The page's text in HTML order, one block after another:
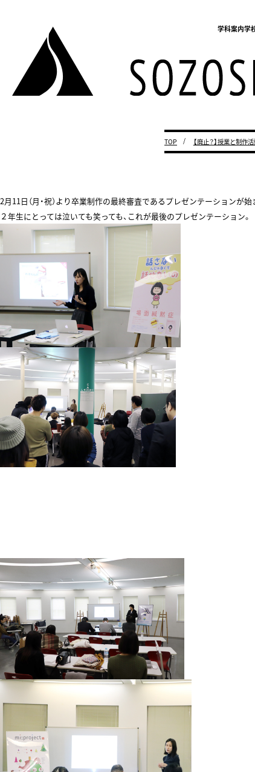
学科案内学
TOP 【廃止？】授業と制作
2月11日（月・祝）より卒業制作の最終審査であるプレゼンテーションが
２年生にとっては泣いても笑っても、これが最後のプレゼンテーション。